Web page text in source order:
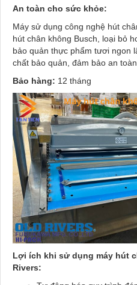
An toàn cho sức khỏe:
Máy sử dụng công nghệ hút
hút chân không Busch, loại bỏ
bảo quản thực phẩm tươi ngon
chất bảo quản, đảm bảo an
Bảo hàng: 12 tháng
Lợi ích khi sử dụng máy hút
Rivers: